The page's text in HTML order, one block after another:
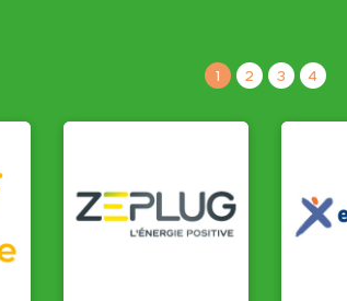
1 2 3 4